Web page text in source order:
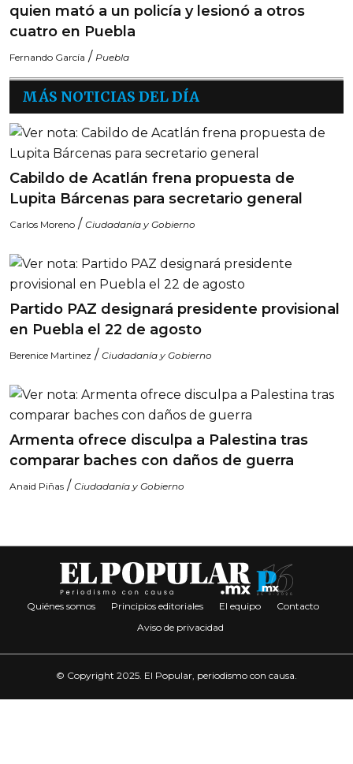
quien mató a un policía y lesionó a otros
cuatro en Puebla
Fernando García / Puebla
MÁS NOTICIAS DEL DÍA
Cabildo de Acatlán frena propuesta de
Lupita Bárcenas para secretario general
Carlos Moreno / Ciudadanía y Gobierno
Partido PAZ designará presidente provisional
en Puebla el 22 de agosto
Berenice Martinez / Ciudadanía y Gobierno
Armenta ofrece disculpa a Palestina tras
comparar baches con daños de guerra
Anaid Piñas / Ciudadanía y Gobierno
Quiénes somos Principios editoriales El equipo
Contacto
Aviso de privacidad
© Copyright 2025. El Popular, periodismo con causa.